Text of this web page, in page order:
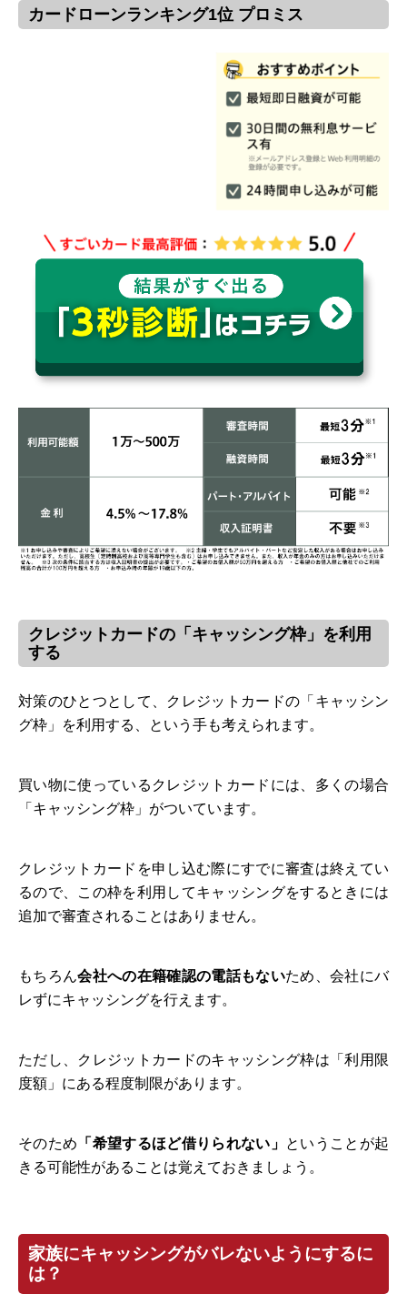
カードローンランキング1位 プロミス
クレジットカードの「キャッシング枠」を利用
する
対策のひとつとして、クレジットカードの「キャッシン
グ枠」を利用する、という手も考えられます。
買い物に使っているクレジットカードには、多くの場合
「キャッシング枠」がついています。
クレジットカードを申し込む際にすでに審査は終えてい
るので、この枠を利用してキャッシングをするときには
追加で審査されることはありません。
もちろん会社への在籍確認の電話もないため、会社にバ
レずにキャッシングを行えます。
ただし、クレジットカードのキャッシング枠は「利用限
度額」にある程度制限があります。
そのため 「希望するほど借りられない」 ということが起
きる可能性があることは覚えておきましょう。
家族にキャッシングがバレないようにするに
は？